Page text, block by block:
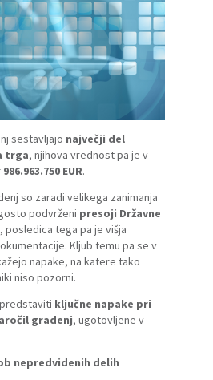
sestavljajo največji del
trga, njihova vrednost pa je v
986.963.750 EUR.
so zaradi velikega zanimanja
podvrženi presoji Državne
, posledica tega pa je višja
Kljub temu pa se v
napake, na katere tako
niso pozorni.
ključne napake pri
gradenj, ugotovljene v
nepredvidenih delih